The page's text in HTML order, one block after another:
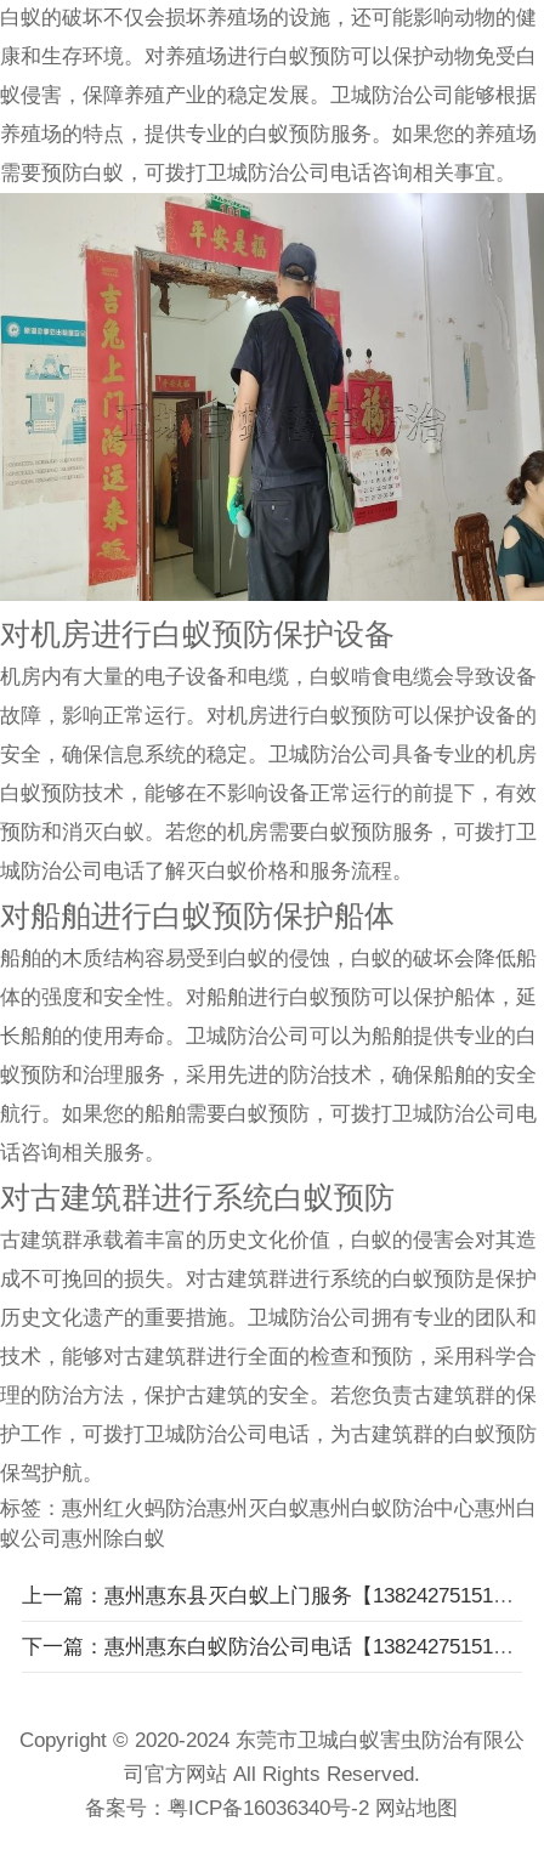
白蚁的破坏不仅会损坏养殖场的设施，还可能影响动物的健
康和生存环境。对养殖场进行白蚁预防可以保护动物免受白
蚁侵害，保障养殖产业的稳定发展。卫城防治公司能够根据
养殖场的特点，提供专业的白蚁预防服务。如果您的养殖场
需要预防白蚁，可拨打卫城防治公司电话咨询相关事宜。
对机房进行白蚁预防保护设备
机房内有大量的电子设备和电缆，白蚁啃食电缆会导致设备
故障，影响正常运行。对机房进行白蚁预防可以保护设备的
安全，确保信息系统的稳定。卫城防治公司具备专业的机房
白蚁预防技术，能够在不影响设备正常运行的前提下，有效
预防和消灭白蚁。若您的机房需要白蚁预防服务，可拨打卫
城防治公司电话了解灭白蚁价格和服务流程。
对船舶进行白蚁预防保护船体
船舶的木质结构容易受到白蚁的侵蚀，白蚁的破坏会降低船
体的强度和安全性。对船舶进行白蚁预防可以保护船体，延
长船舶的使用寿命。卫城防治公司可以为船舶提供专业的白
蚁预防和治理服务，采用先进的防治技术，确保船舶的安全
航行。如果您的船舶需要白蚁预防，可拨打卫城防治公司电
话咨询相关服务。
对古建筑群进行系统白蚁预防
古建筑群承载着丰富的历史文化价值，白蚁的侵害会对其造
成不可挽回的损失。对古建筑群进行系统的白蚁预防是保护
历史文化遗产的重要措施。卫城防治公司拥有专业的团队和
技术，能够对古建筑群进行全面的检查和预防，采用科学合
理的防治方法，保护古建筑的安全。若您负责古建筑群的保
护工作，可拨打卫城防治公司电话，为古建筑群的白蚁预防
保驾护航。
标签： 惠州红火蚂防治惠州灭白蚁惠州白蚁防治中心惠州白
蚁公司 惠州除白蚁
上一篇：惠州惠东县灭白蚁上门服务【13824275151】白蚁防治中心，快速消杀白蚁，免费检查！
下一篇：惠州惠东白蚁防治公司电话【13824275151】专业团队上门灭白蚁，新房装修防白蚁服务！
Copyright © 2020-2024 东莞市卫城白蚁害虫防治有限公
司官方网站 All Rights Reserved.
备案号：粤ICP备16036340号-2 网站地图